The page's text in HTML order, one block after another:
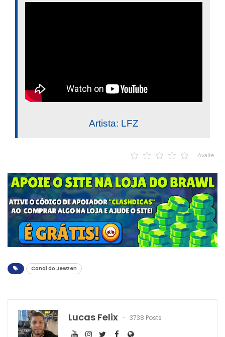
Artista: LFZ
Avalie
Canal do Jewzen
Lucas Felix 3738 Posts